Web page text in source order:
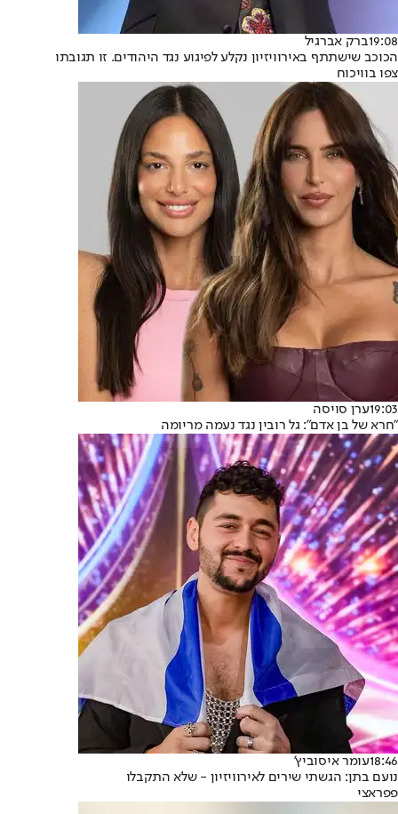
19:08ברק אברגיל
הכוכב שישתתף באירוויזיון נקלע לפיגוע נגד היהודים. זו תגובתו
צפו בוויכוח
19:03ערן סויסה
"חרא של בן אדם": גל רובין נגד נעמה מריומה
18:46עומר איסוביץ'
נועם בתן: הגשתי שירים לאירוויזיון - שלא התקבלו
פפראצי